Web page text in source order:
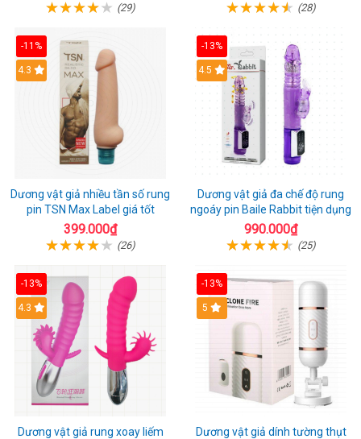
(29) (28)
-11%
4.3
Dương vật giả nhiều tần số rung
pin TSN Max Label giá tốt
399.000₫
(26)
-13%
4.5
Dương vật giả đa chế độ rung
ngoáy pin Baile Rabbit tiện dụng
990.000₫
(25)
-13%
4.3
Dương vật giả rung xoay liếm
-13%
5
Dương vật giả dính tường thụt